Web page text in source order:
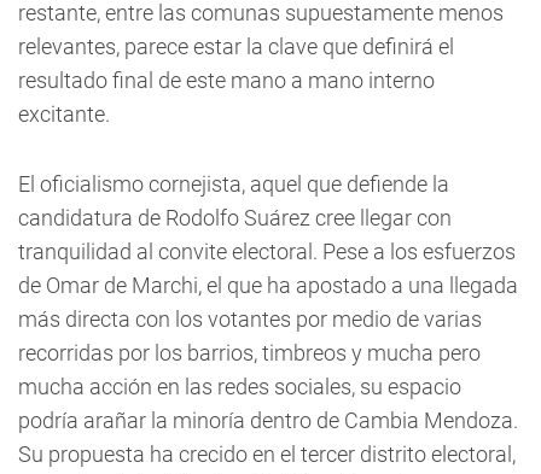
restante, entre las comunas supuestamente menos
relevantes, parece estar la clave que definirá el
resultado final de este mano a mano interno
excitante.
El oficialismo cornejista, aquel que defiende la
candidatura de Rodolfo Suárez cree llegar con
tranquilidad al convite electoral. Pese a los esfuerzos
de Omar de Marchi, el que ha apostado a una llegada
más directa con los votantes por medio de varias
recorridas por los barrios, timbreos y mucha pero
mucha acción en las redes sociales, su espacio
podría arañar la minoría dentro de Cambia Mendoza.
Su propuesta ha crecido en el tercer distrito electoral,